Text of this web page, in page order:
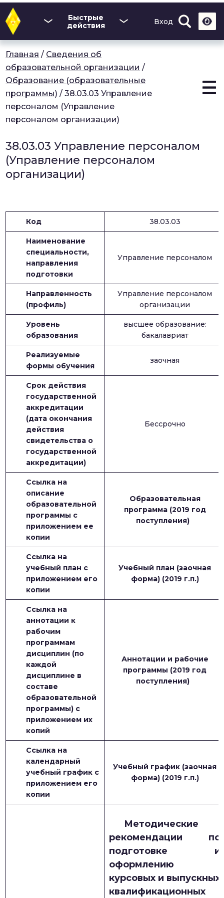
Перейти
основному
содержанию
Быстрые
действия
Вход
Главная / Сведения об
образовательной организации /
Образование (образовательные
программы) /38.03.03 Управление
персоналом (Управление
персоналом организации)
38.03.03 Управление персоналом
(Управление персоналом
организации)
Код 38.03.03
Наименование
специальности,
направления
подготовки
Управление персоналом
Направленность
(профиль)
Управление персоналом
организации
Уровень
образования
высшее образование:
бакалавриат
Реализуемые
формы обучения
заочная
Срок действия
государственной
аккредитации
(дата окончания
действия
свидетельства о
государственной
аккредитации)
Бессрочно
Ссылка на
описание
образовательной
программы с
приложением ее
копии
Образовательная
программа (2019 год
поступления)
Ссылка на
учебный план с
приложением его
копии
Учебный план (заочная
форма) (2019 г.п.)
Ссылка на
аннотации к
рабочим
программам
дисциплин (по
каждой
дисциплине в
составе
образовательной
программы) с
приложением их
копий
Аннотации и рабочие
программы (2019 год
поступления)
Ссылка на
календарный
учебный график с
приложением его
копии
Учебный график (заочная
форма) (2019 г.п.)
Методические
рекомендации по
подготовке и
оформлению
курсовых и выпускных
квалификационных